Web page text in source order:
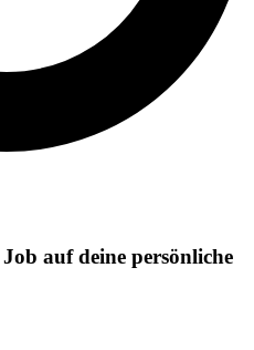
auf deine persönliche